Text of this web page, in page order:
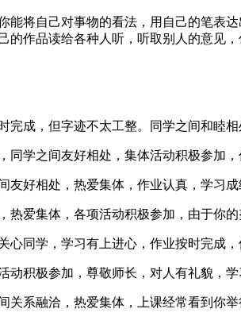
将自己对事物的看法，用自己的笔表达
的作品读给各种人听，听取别人的意见
，但字迹不太工整。同学之间和睦相
学之间友好相处，集体活动积极参加，
相处，热爱集体，作业认真，学习成
爱集体，各项活动积极参加，由于你的
同学，学习有上进心，作业按时完成，
积极参加，尊敬师长，对人有礼貌，学
系融洽，热爱集体，上课经常看到你举